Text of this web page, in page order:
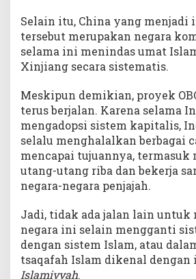
Selain itu, China yang menjadi
tersebut merupakan negara
selama ini menindas umat
Xinjiang secara sistematis.
Meskipun demikian, proyek
terus berjalan. Karena selama
mengadopsi sistem kapitalis,
selalu menghalalkan berbagai
mencapai tujuannya, termasuk
utang-utang riba dan bekerja
negara-negara penjajah.
Jadi, tidak ada jalan lain untuk
negara ini selain mengganti
dengan sistem Islam, atau
tsaqafah Islam dikenal dengan
Islamiyyah.